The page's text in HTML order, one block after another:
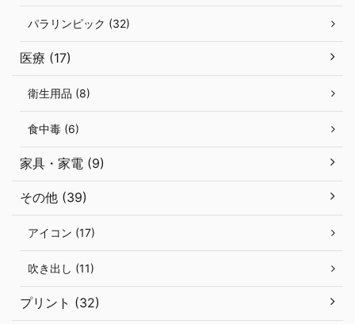
パラリンピック (32)
医療 (17)
衛生用品 (8)
食中毒 (6)
家具・家電 (9)
その他 (39)
アイコン (17)
吹き出し (11)
プリント (32)